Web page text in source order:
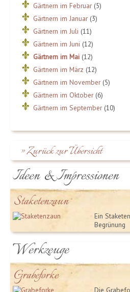
Gärtnern im Februar(5)
Gärtnern im Januar(3)
Gärtnern im Juli (11)
Gärtnern im Juni (12)
Gärtnern im Mai (12)
Gärtnern im März (12)
Gärtnern im November(5)
Gärtnern im Oktober(6)
Gärtnern im September(10)
» Zurück zur Übersicht
Ideen & Impressionen
Staketenzaun
Ein
Begrünung
Werkzeuge
Grabeforke
Die